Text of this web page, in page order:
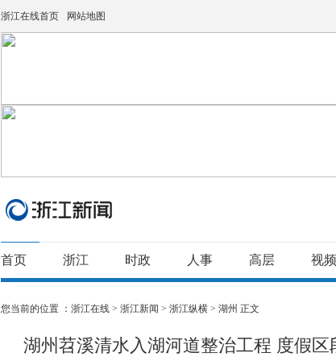
浙江在线首页 网站地图
首页 浙江 时政 人事 高层 视频
您当前的位置 ： 浙江在线 > 浙江新闻 > 浙江纵横 > 湖州 正文
湖州苕溪清水入湖河道整治工程 度假